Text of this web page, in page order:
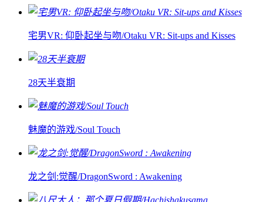
宅男VR: 仰卧起坐与吻/Otaku VR: Sit-ups and Kisses
28天半衰期
魅魔的游戏/Soul Touch
龙之剑:觉醒/DragonSword : Awakening